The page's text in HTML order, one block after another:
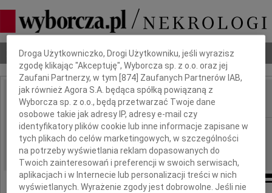
Nekrologi Odeszli Poradnik pogrzebowy
IMIĘ I NAZWISKO:
REGION: Szczecin
DATA EMISJI: 06.02.2010
Dbamy o Twoją prywatność
Droga Użytkowniczko, Drogi Użytkowniku, jeśli wyrazisz
zgodę klikając "Akceptuję", Wyborcza sp. z o.o. oraz jej
Zaufani Partnerzy, w tym [874 ] Zaufanych Partnerów IAB,
jak również Agora S.A. będąca spółką powiązaną z
Wyborcza sp. z o.o., będą przetwarzać Twoje dane
osobowe takie jak adresy IP, adresy e-mail czy
identyfikatory plików cookie lub inne informacje zapisane w
tych plikach do celów marketingowych, w szczególności
na potrzeby wyświetlania reklam dopasowanych do
Twoich zainteresowań i preferencji w swoich serwisach,
aplikacjach i w Internecie lub personalizacji treści w nich
wyświetlanych. Wyrażenie zgody jest dobrowolne. Jeśli nie